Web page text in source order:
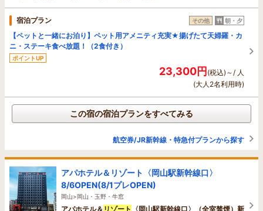
宿泊プラン その他 朝・夕
【ペットと一緒にお泊り】ペット用アメニティ充実★揚げたて天婦羅・カ
ニ・ステーキ食べ放題！（2食付き）
ポイントUP
23,300円(税込)～/ 人
(大人2名利用時)
この宿の宿泊プランをすべてみる
航空券/JR新幹線・特急付プランから探す
アパホテル＆リゾート〈岡山駅新幹線口〉
8/6OPEN(8/1プレOPEN)
岡山>岡山・玉野・牛窓
アパホテル＆ リゾート 〈岡山駅新幹線口〉（全室禁煙）新